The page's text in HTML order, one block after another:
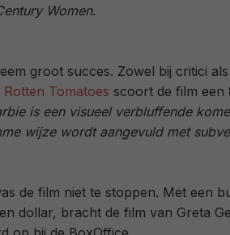
Women.
groot succes. Zowel bij critici
Rotten Tomatoes scoort de film een
is een visueel verbluffende
wijze wordt aangevuld met
de film niet te stoppen. Met een
dollar, bracht de film van Greta